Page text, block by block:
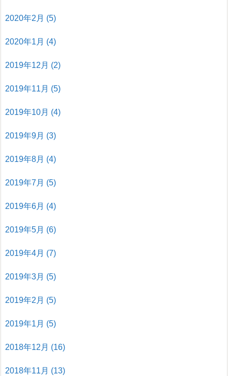
2020年2月 (5)
2020年1月 (4)
2019年12月 (2)
2019年11月 (5)
2019年10月 (4)
2019年9月 (3)
2019年8月 (4)
2019年7月 (5)
2019年6月 (4)
2019年5月 (6)
2019年4月 (7)
2019年3月 (5)
2019年2月 (5)
2019年1月 (5)
2018年12月 (16)
2018年11月 (13)